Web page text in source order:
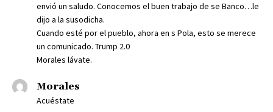
envió un saludo. Conocemos el buen trabajo de se Banco…le
dijo a la susodicha.
Cuando esté por el pueblo, ahora en s Pola, esto se merece
un comunicado. Trump 2.0
Morales lávate.
Morales
Acuéstate